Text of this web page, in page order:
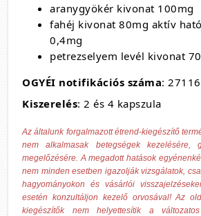
aranygyökér kivonat 100mg
fahéj kivonat 80mg aktív
0,4mg
petrezselyem levél kivonat
OGYÉI notifikációs száma:
Kiszerelés: 2 és 4 kapszula
Az általunk forgalmazott étrend-kiegészítő
nem alkalmasak betegségek kezelésére,
megelőzésére. A megadott hatások
nem minden esetben igazolják vizsgálatok,
hagyományokon és vásárlói
esetén konzultáljon kezelő orvosával! Az
kiegészítők nem helyettesítik a